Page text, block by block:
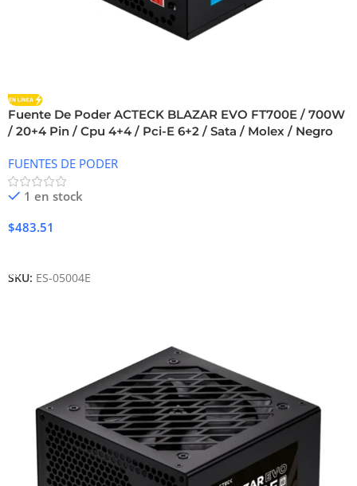
Fuente De Poder ACTECK BLAZAR EVO FT700E / 700W
/ 20+4 Pin / Cpu 4+4 / Pci-E 6+2 / Sata / Molex / Negro
FUENTES DE PODER
1 en stock
$483.51
SKU: ES-05004E